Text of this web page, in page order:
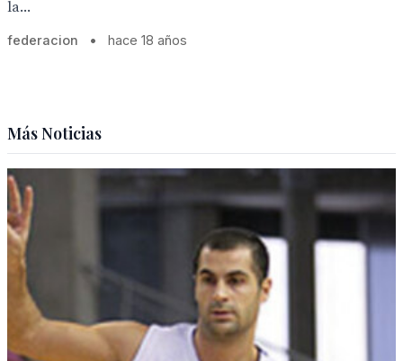
la...
federacion • hace 18 años
Más Noticias